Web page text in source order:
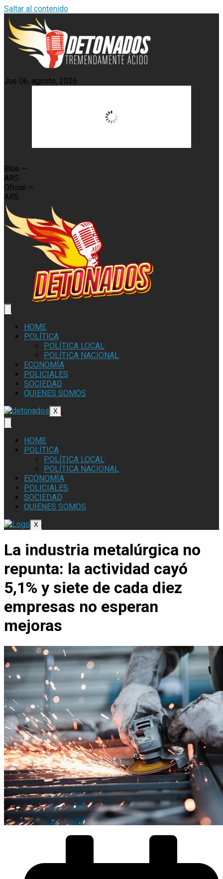
Saltar al contenido
Jue 06, agosto, 2026
Blue —
ARS
Oficial —
ARS
HOME
POLÍTICA
POLÍTICA LOCAL
POLÍTICA NACIONAL
ECONOMÍA
POLICIALES
SOCIEDAD
QUIENES SOMOS
X
HOME
POLÍTICA
POLÍTICA LOCAL
POLÍTICA NACIONAL
ECONOMÍA
POLICIALES
SOCIEDAD
QUIENES SOMOS
X
La industria metalúrgica no
repunta: la actividad cayó
5,1% y siete de cada diez
empresas no esperan
mejoras